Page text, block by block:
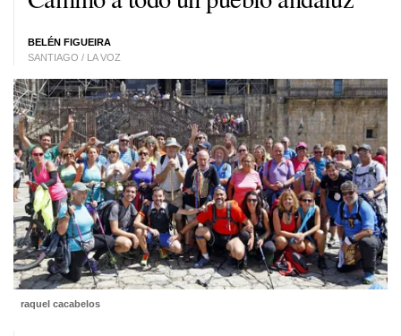
BELÉN FIGUEIRA
SANTIAGO / LA VOZ
raquel cacabelos